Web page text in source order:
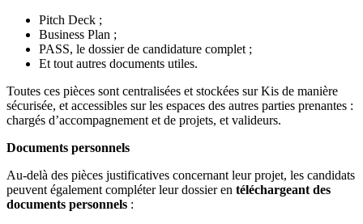
Pitch Deck ;
Business Plan ;
PASS, le dossier de candidature complet ;
Et tout autres documents utiles.
Toutes ces pièces sont centralisées et stockées sur Kis de manière
sécurisée, et accessibles sur les espaces des autres parties prenantes :
chargés d’accompagnement et de projets, et valideurs.
Documents personnels
Au-delà des pièces justificatives concernant leur projet, les candidats
peuvent également compléter leur dossier en téléchargeant des
documents personnels :